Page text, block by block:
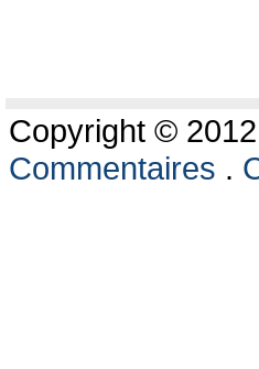
Copyright ©
Commentaires .